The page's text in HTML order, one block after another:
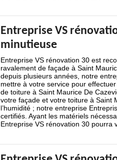
Entreprise VS
minutieuse
Entreprise VS rénovation 30 est
ravalement de façade à Saint
depuis plusieurs années, notre
mettre à votre service pour
de toiture à Saint Maurice De
votre façade et votre toiture à Saint
l’humidité ; notre entreprise
certifiés. Ayant les matériels
Entreprise VS rénovation 30 pourra